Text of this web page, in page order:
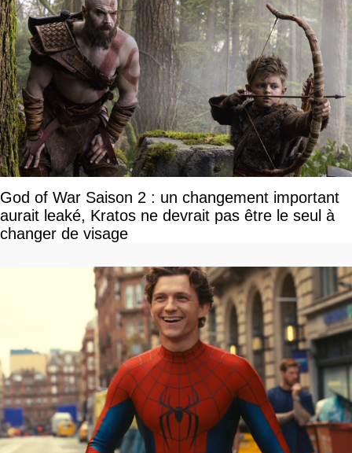
God of War Saison 2 : un changement important
aurait leaké, Kratos ne devrait pas être le seul à
changer de visage